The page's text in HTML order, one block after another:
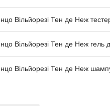
Вільйорезі Тен де Неж
Вільйорезі Тен де Неж гель
Вільйорезі Тен де Неж